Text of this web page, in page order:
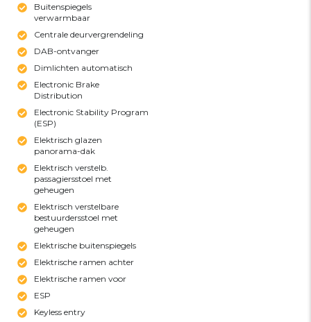
Buitenspiegels
verwarmbaar
Centrale deurvergrendeling
DAB-ontvanger
Dimlichten automatisch
Electronic Brake
Distribution
Electronic Stability Program
(ESP)
Elektrisch glazen
panorama-dak
Elektrisch verstelb.
passagiersstoel met
geheugen
Elektrisch verstelbare
bestuurdersstoel met
geheugen
Elektrische buitenspiegels
Elektrische ramen achter
Elektrische ramen voor
ESP
Keyless entry